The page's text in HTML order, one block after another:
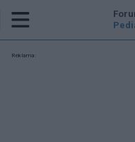
Reklama: